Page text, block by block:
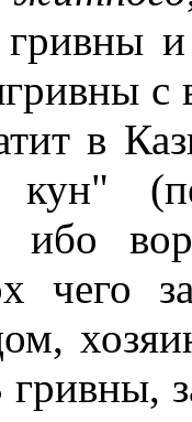
с
в
ибо
чего
гривны,